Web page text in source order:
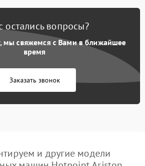
остались вопросы?
мы свяжемся с Вами в ближайшее
время
Заказать звонок
и другие модели